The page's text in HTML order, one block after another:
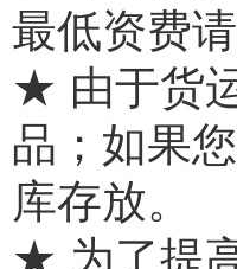
最低资费
★ 由于货
品；如果
库存放。
★ 为了提